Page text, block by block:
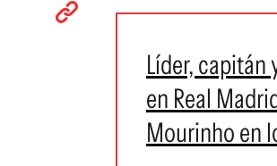
Líder, capitán
en Real
Mourinho en